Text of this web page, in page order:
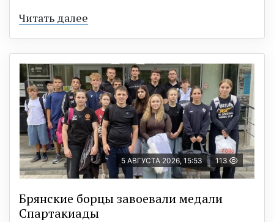
Читать далее
5 АВГУСТА 2026, 15:53 113
Брянские борцы завоевали медали
Спартакиады